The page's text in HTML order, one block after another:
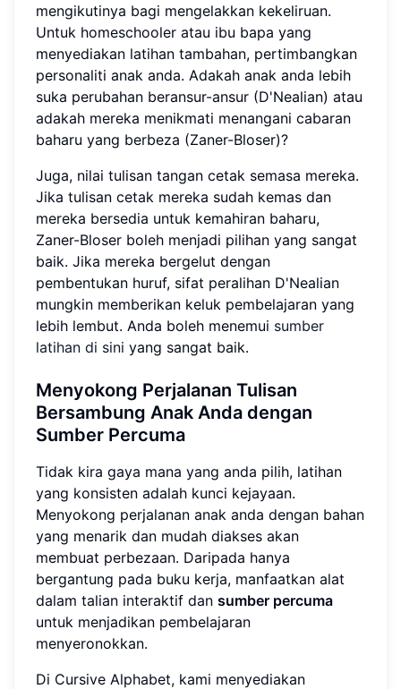
mengikutinya bagi mengelakkan kekeliruan.
Untuk homeschooler atau ibu bapa yang
menyediakan latihan tambahan, pertimbangkan
personaliti anak anda. Adakah anak anda lebih
suka perubahan beransur-ansur (D'Nealian) atau
adakah mereka menikmati menangani cabaran
baharu yang berbeza (Zaner-Bloser)?
Juga, nilai tulisan tangan cetak semasa mereka.
Jika tulisan cetak mereka sudah kemas dan
mereka bersedia untuk kemahiran baharu,
Zaner-Bloser boleh menjadi pilihan yang sangat
baik. Jika mereka bergelut dengan
pembentukan huruf, sifat peralihan D'Nealian
mungkin memberikan keluk pembelajaran yang
lebih lembut. Anda boleh menemui sumber
latihan di sini yang sangat baik.
Menyokong Perjalanan Tulisan
Bersambung Anak Anda dengan
Sumber Percuma
Tidak kira gaya mana yang anda pilih, latihan
yang konsisten adalah kunci kejayaan.
Menyokong perjalanan anak anda dengan bahan
yang menarik dan mudah diakses akan
membuat perbezaan. Daripada hanya
bergantung pada buku kerja, manfaatkan alat
dalam talian interaktif dan sumber percuma
untuk menjadikan pembelajaran
menyeronokkan.
Di Cursive Alphabet, kami menyediakan